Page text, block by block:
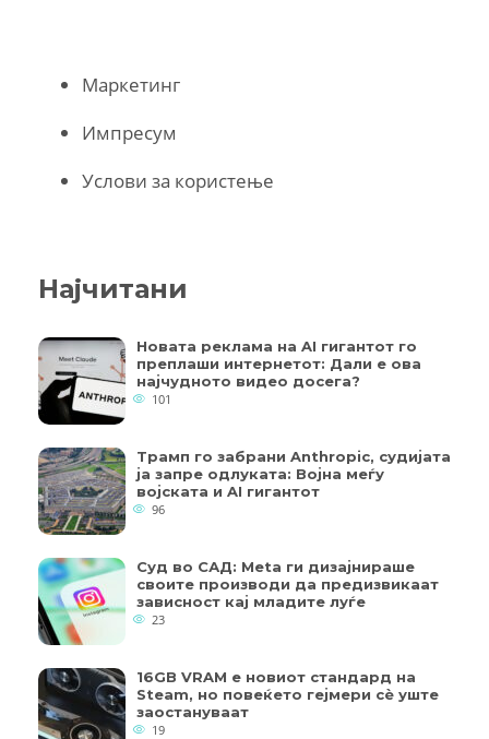
Маркетинг
Импресум
Услови за користење
Најчитани
Новата реклама на AI гигантот го
преплаши интернетот: Дали е ова
најчудното видео досега?
101
Трамп го забрани Anthropic, судијата
ја запре одлуката: Војна меѓу
војската и AI гигантот
96
Суд во САД: Meta ги дизајнираше
своите производи да предизвикаат
зависност кај младите луѓе
23
16GB VRAM е новиот стандард на
Steam, но повеќето гејмери ​​сè уште
заостануваат
19